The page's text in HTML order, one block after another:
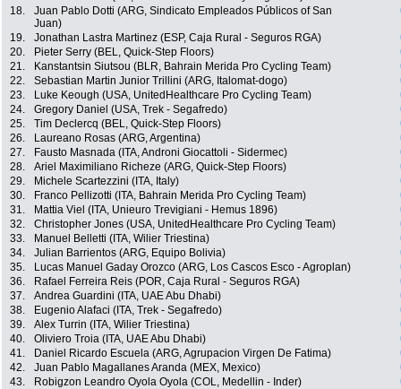
18.
Juan Pablo Dotti (ARG, Sindicato Empleados Públicos of San
Juan)
19. Jonathan Lastra Martinez (ESP, Caja Rural - Seguros RGA)
20.
Pieter Serry (BEL, Quick-Step Floors)
21.
Kanstantsin Siutsou (BLR, Bahrain Merida Pro Cycling Team)
22.
Sebastian Martin Junior Trillini (ARG, Italomat-dogo)
23.
Luke Keough (USA, UnitedHealthcare Pro Cycling Team)
24.
Gregory Daniel (USA, Trek - Segafredo)
25.
Tim Declercq (BEL, Quick-Step Floors)
26.
Laureano Rosas (ARG, Argentina)
27.
Fausto Masnada (ITA, Androni Giocattoli - Sidermec)
28.
Ariel Maximiliano Richeze (ARG, Quick-Step Floors)
29.
Michele Scartezzini (ITA, Italy)
30.
Franco Pellizotti (ITA, Bahrain Merida Pro Cycling Team)
31.
Mattia Viel (ITA, Unieuro Trevigiani - Hemus 1896)
32.
Christopher Jones (USA, UnitedHealthcare Pro Cycling Team)
33.
Manuel Belletti (ITA, Wilier Triestina)
34.
Julian Barrientos (ARG, Equipo Bolivia)
35.
Lucas Manuel Gaday Orozco (ARG, Los Cascos Esco - Agroplan)
36.
Rafael Ferreira Reis (POR, Caja Rural - Seguros RGA)
37.
Andrea Guardini (ITA, UAE Abu Dhabi)
38.
Eugenio Alafaci (ITA, Trek - Segafredo)
39.
Alex Turrin (ITA, Wilier Triestina)
40.
Oliviero Troia (ITA, UAE Abu Dhabi)
41.
Daniel Ricardo Escuela (ARG, Agrupacion Virgen De Fatima)
42.
Juan Pablo Magallanes Aranda (MEX, Mexico)
43.
Robigzon Leandro Oyola Oyola (COL, Medellin - Inder)